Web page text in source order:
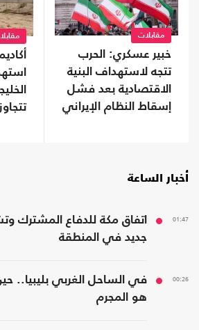
مقابلات
خبير عسكري: الحرب
تتجه لاستهداف البنية
الاقتصادية بعد فشل
إسقاط النظام الإيراني
أخبار الساعة
01:47
اتفاق مكة للدفاع المشترك
جديد في المنطقة
00:26
في الساحل الغربي بليبيا..
هو المجرم